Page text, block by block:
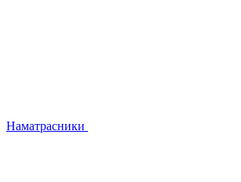
Наматрасники